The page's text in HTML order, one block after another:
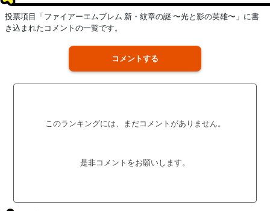
投票項目「ファイアーエムブレム 新・紋章の謎 〜光と影の英雄〜」に書
き込まれたコメントの一覧です。
コメントする
このランキングには、まだコメントがありません。
是非コメントをお願いします。